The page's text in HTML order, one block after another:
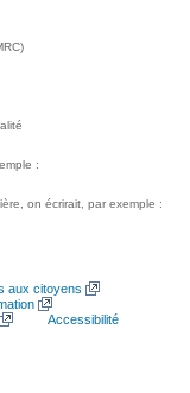
:
on écrirait, par exemple :
aux citoyens
Accessibilité